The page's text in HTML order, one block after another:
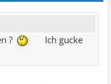
?
Ich gucke